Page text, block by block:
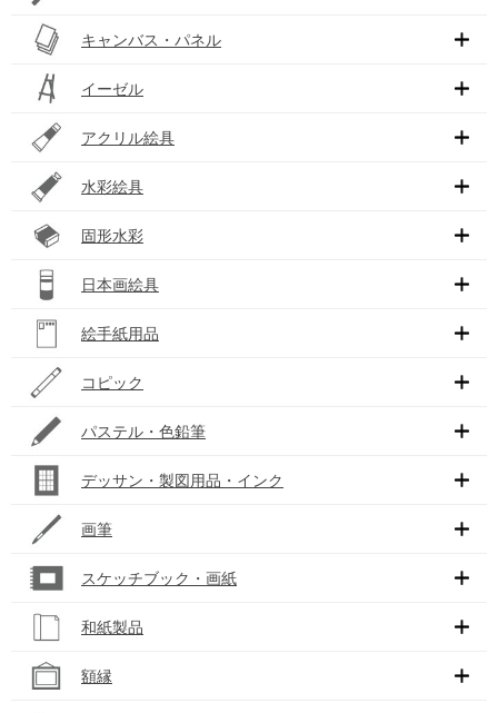
キャンバス・パネル
イーゼル
アクリル絵具
水彩絵具
固形水彩
日本画絵具
絵手紙用品
コピック
パステル・色鉛筆
デッサン・製図用品・インク
画筆
スケッチブック・画紙
和紙製品
額縁